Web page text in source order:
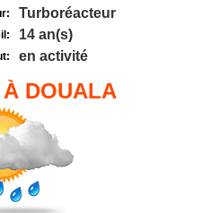
Turboréacteur
14 an(s)
en activité
DOUALA